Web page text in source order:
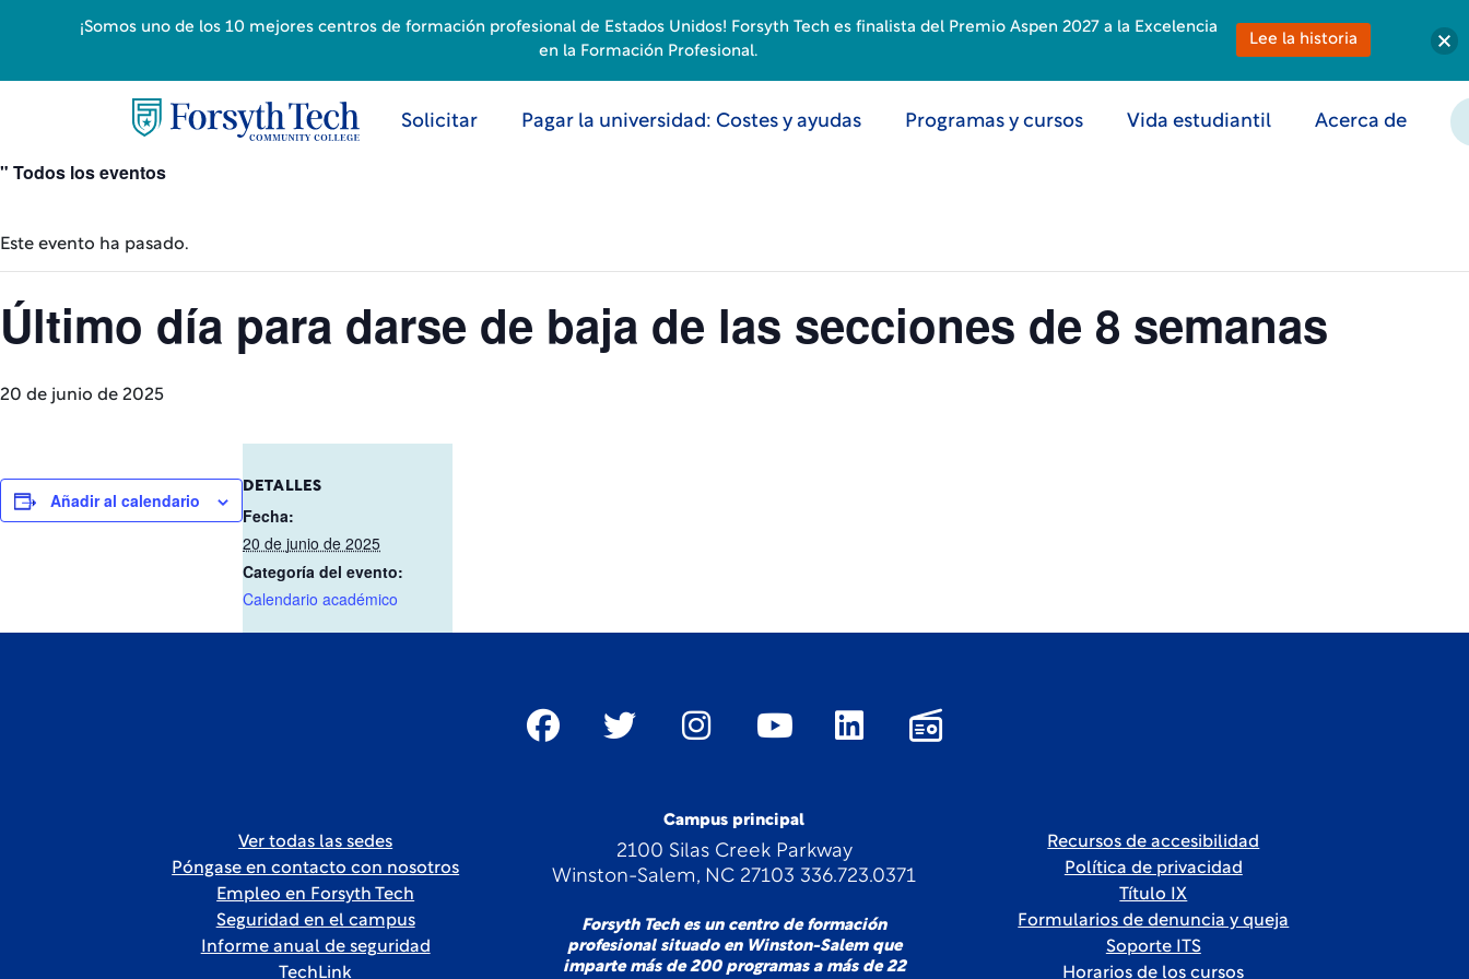
Solicitar Pagar la universidad: Costes y ayudas Programas y cursos Vida estudiantil Acerca de
" Todos los eventos
Este evento ha pasado.
Último día para darse de baja de las secciones de 8 semanas
20 de junio de 2025
Añadir al calendario
DETALLES
Fecha:
20 de junio de 2025
Categoría del evento:
Calendario académico
Campus principal
2100 Silas Creek Parkway
Winston-Salem, NC 27103 336.723.0371
Forsyth Tech es un centro de formación
profesional situado en Winston-Salem que
imparte más de 200 programas a más de 22
Ver todas las sedes
Póngase en contacto con nosotros
Empleo en Forsyth Tech
Seguridad en el campus
Informe anual de seguridad
TechLink
Recursos de accesibilidad
Política de privacidad
Título IX
Formularios de denuncia y queja
Soporte ITS
Horarios de los cursos
¡Somos uno de los 10 mejores centros de formación profesional de Estados Unidos! Forsyth Tech es finalista del Premio Aspen 2027 a la Excelencia
en la Formación Profesional.
Lee la historia